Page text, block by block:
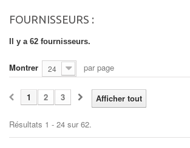
MENTIONS LÉGALES
FOURNISSEURS :
Il y a 62 fournisseurs.
Montrer 24 par page
Afficher tout
1 2 3
Résultats 1 - 24 sur 62.